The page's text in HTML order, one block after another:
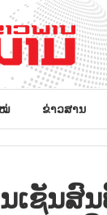
ໝ່ ຂ່າວສານ
ເຊັນສົ